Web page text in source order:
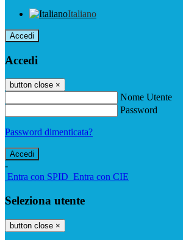
Italiano
Accedi
Accedi
button close ×
Nome Utente
Password
Password dimenticata?
-
Entra con SPID Entra con CIE
Seleziona utente
button close ×